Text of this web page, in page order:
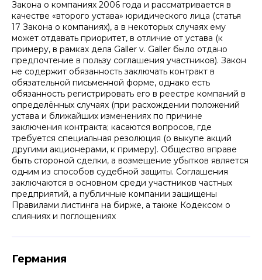
Закона о компаниях 2006 года и рассматривается в
качестве «второго устава» юридического лица (статья
17 Закона о компаниях), а в некоторых случаях ему
может отдавать приоритет, в отличие от устава (к
примеру, в рамках дела Galler v. Galler было отдано
предпочтение в пользу соглашения участников). Закон
не содержит обязанность заключать контракт в
обязательной письменной форме, однако есть
обязанность регистрировать его в реестре компаний в
определённых случаях (при расхождении положений
устава и ближайших изменениях по причине
заключения контракта; касаются вопросов, где
требуется специальная резолюция (о выкупе акций
другими акционерами, к примеру). Общество вправе
быть стороной сделки, а возмещение убытков является
одним из способов судебной защиты. Соглашения
заключаются в основном среди участников частных
предприятий, а публичные компании защищены
Правилами листинга на бирже, а также Кодексом о
слияниях и поглощениях
Германия